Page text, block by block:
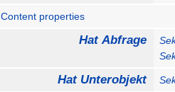
Content properties
Hat Abfrage
Hat Unterobjekt